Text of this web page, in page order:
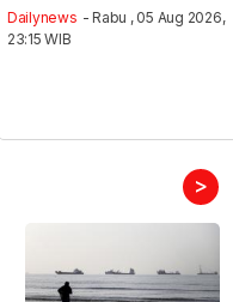
Dailynews - Rabu , 05 Aug 2026,
23:15 WIB
>